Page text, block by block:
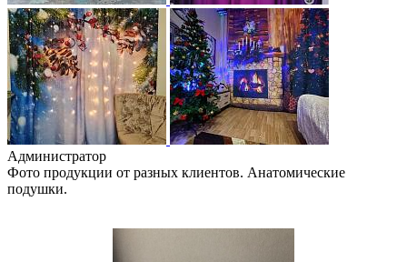
Администратор
Фото продукции от разных клиентов. Анатомические
подушки.